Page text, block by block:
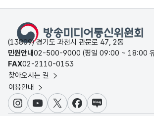
(13809) 경기도 과천시 관문로 47, 2동
민원안내02-500-9000 (평일 09:00 ~ 18:00
FAX02-2110-0153
찾아오시는 길
이용안내
인스타그램
유튜브X 페이스북
블로그